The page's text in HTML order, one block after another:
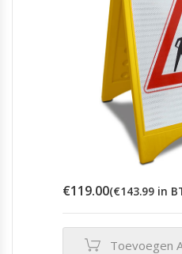
€119.00(€143.99 in
Toevoegen